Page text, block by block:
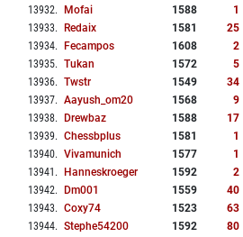
13932. Mofai 1588 1
13933. Redaix 1581 25
13934. Fecampos 1608 2
13935. Tukan 1572 5
13936. Twstr 1549 34
13937. Aayush_om20 1568 9
13938. Drewbaz 1588 17
13939. Chessbplus 1581 1
13940. Vivamunich 1577 1
13941 . Hanneskroeger 1592 2
13942. Dm001 1559 40
13943. Coxy74 1523 63
13944. Stephe54200 1592 80